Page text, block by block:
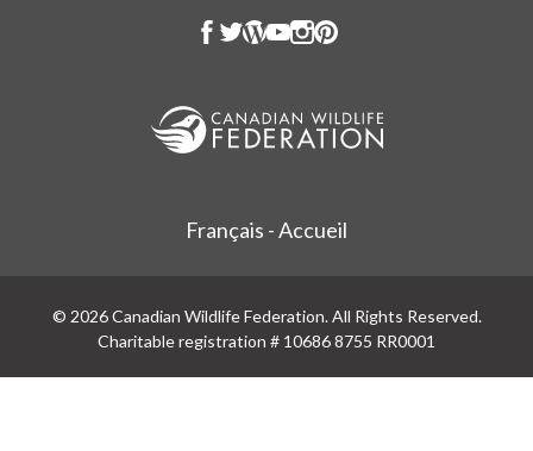
Français - Accueil
© 2026 Canadian Wildlife Federation. All Rights Reserved.
Charitable registration # 10686 8755 RR0001